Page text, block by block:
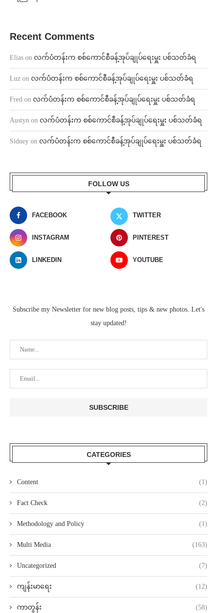
Recent Comments
Elias on လက်ပံတန်းက စစ်ကောင်စီခန့်အုပ်ချုပ်ရေးမှူး ပစ်သတ်ခံရ
Luz on လက်ပံတန်းက စစ်ကောင်စီခန့်အုပ်ချုပ်ရေးမှူး ပစ်သတ်ခံရ
Fred on လက်ပံတန်းက စစ်ကောင်စီခန့်အုပ်ချုပ်ရေးမှူး ပစ်သတ်ခံရ
Austyn on လက်ပံတန်းက စစ်ကောင်စီခန့်အုပ်ချုပ်ရေးမှူး ပစ်သတ်ခံရ
Sidney on လက်ပံတန်းက စစ်ကောင်စီခန့်အုပ်ချုပ်ရေးမှူး ပစ်သတ်ခံရ
FOLLOW US
FACEBOOK TWITTER
INSTAGRAM PINTEREST
LINKEDIN YOUTUBE
Subscribe my Newsletter for new blog posts, tips & new photos. Let's
stay updated!
CATEGORIES
Content (1)
Fact Check (2)
Methodology and Policy (1)
Multi Media (163)
Uncategorized (7)
ကျန်းမာရေး (12)
ကာတွန်း (58)